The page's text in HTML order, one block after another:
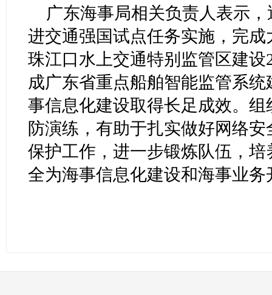
广东海事局相关负责人表示
进交通强国试点任务实施，完
珠江口水上交通特别监管区建
成广东省重点船舶智能监管系
事信息化建设取得长足成效。
防演练，有助于扎实做好网络
保护工作，进一步锻炼队伍，
全为海事信息化建设和海事业